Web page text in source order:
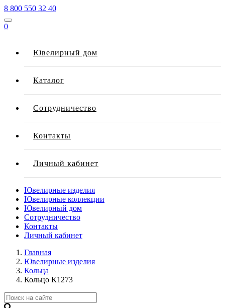
8 800 550 32 40
0
Ювелирный дом
Каталог
Сотрудничество
Контакты
Личный кабинет
Ювелирные изделия
Ювелирные коллекции
Ювелирный дом
Сотрудничество
Контакты
Личный кабинет
Главная
Ювелирные изделия
Кольца
Кольцо К1273